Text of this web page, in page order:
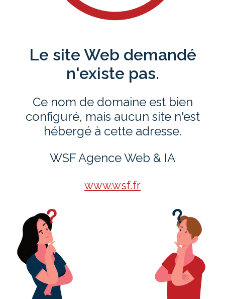
Le site Web demandé
n'existe pas.
Ce nom de domaine est bien
configuré, mais aucun site n'est
hébergé à cette adresse.
WSF Agence Web & IA
www.wsf.fr